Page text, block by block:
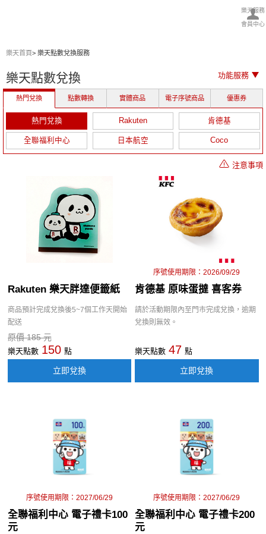
樂天服務
會員中心
樂天首頁> 樂天點數兌換服務
樂天點數兌換 功能服務
熱門兌換 點數轉換 實體商品 電子序號商品 優惠券
熱門兌換 Rakuten 肯德基
全聯福利中心 日本航空 Coco
注意事項
Rakuten 樂天胖達便籤紙
商品預計完成兌換後5~7個工作天開始
配送
原價 185 元
樂天點數 150 點
立即兌換
序號使用期限：2026/09/29
肯德基 原味蛋撻 喜客券
請於活動期限內至門市完成兌換，逾期
兌換則無效。
樂天點數 47 點
立即兌換
序號使用期限：2027/06/29
全聯福利中心 電子禮卡100
元
序號使用期限：2027/06/29
全聯福利中心 電子禮卡200
元